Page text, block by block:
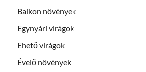
Balkon növények
Egynyári virágok
Ehető virágok
Évelő növények